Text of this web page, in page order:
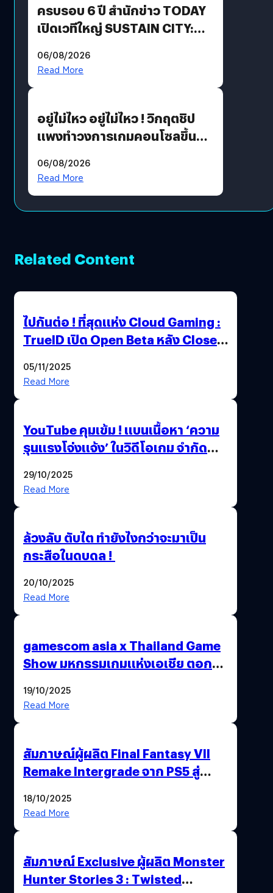
ครบรอบ 6 ปี สำนักข่าว TODAY
เปิดเวทีใหญ่ SUSTAIN CITY:
แนวทางปรับตัวสู่เศรษฐกิจสี
06/08/2026
Read More
อยู่ไม่ไหว อยู่ไม่ไหว ! วิกฤตชิป
แพงทำวงการเกมคอนโซลขึ้น
?
06/08/2026
Read More
Related Content
ไปกันต่อ ! ที่สุดแห่ง Cloud Gaming :
TrueID เปิด Open Beta หลัง Close
Thailand Game Show 2025 ทะลุ 15
05/11/2025
Read More
YouTube คุมเข้ม ! แบนเนื้อหา ‘ความ
รุนแรงโจ่งแจ้ง’ ในวิดีโอเกม จำกัด
29/10/2025
Read More
ล้วงลับ ตับไต ทำยังไงกว่าจะมาเป็น
กระสือในดบดล !
20/10/2025
Read More
gamescom asia x Thailand Game
Show มหกรรมเกมแห่งเอเชีย ตอกย้ำ
พาณิชย์ร่วมชูความสำเร็จ
19/10/2025
Read More
สัมภาษณ์ผู้ผลิต Final Fantasy VII
Remake Intergrade จาก PS5 สู่
18/10/2025
Read More
สัมภาษณ์ Exclusive ผู้ผลิต Monster
Hunter Stories 3 : Twisted